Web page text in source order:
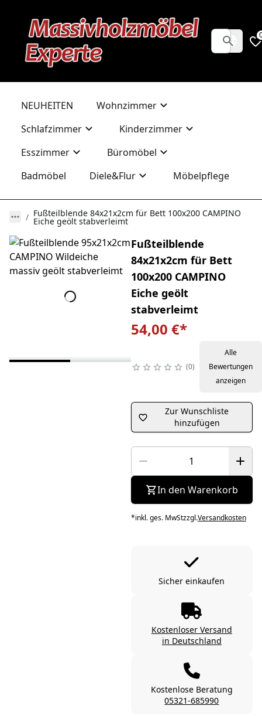
NEUHEITEN
Wohnzimmer
Schlafzimmer
Kinderzimmer
Esszimmer
Büromöbel
Badmöbel
Diele&Flur Möbelpflege
Fußteilblende 84x21x2cm für Bett 100x200 CAMPINO
Eiche geölt stabverleimt
Fußteilblende
84x21x2cm für Bett
100x200 CAMPINO
Eiche geölt
stabverleimt
54,00 €*
0
Alle
Bewertungen
anzeigen
Zur Wunschliste
hinzufügen
In den Warenkorb
*inkl. ges. MwStzzgl.Versandkosten
Sicher einkaufen
Kostenloser Versand
in Deutschland
Kostenlose Beratung
05321-685990